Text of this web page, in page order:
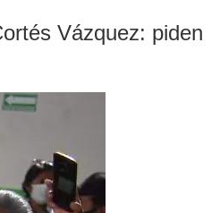
Vázquez: piden